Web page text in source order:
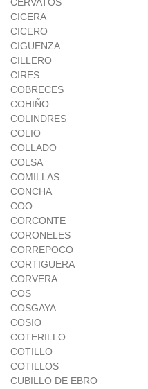
CICERA
CICERO
CIGUENZA
CILLERO
CIRES
COBRECES
COHIÑO
COLINDRES
COLIO
COLLADO
COLSA
COMILLAS
CONCHA
COO
CORCONTE
CORONELES
CORREPOCO
CORTIGUERA
CORVERA
COS
COSGAYA
COSIO
COTERILLO
COTILLO
COTILLOS
CUBILLO DE EBRO